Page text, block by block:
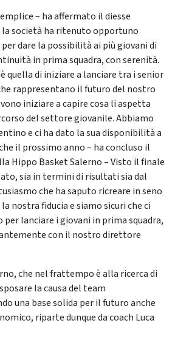
– ha affermato il diesse
la società ha ritenuto opportuno
dare la possibilità ai più giovani di
in prima squadra, con serenità.
quella di iniziare a lanciare tra i senior
rappresentano il futuro del nostro
iniziare a capire cosa li aspetta
del settore giovanile. Abbiamo
e ci ha dato la sua disponibilità a
il prossimo anno – ha concluso il
Hippo Basket Salerno – Visto il finale
sia in termini di risultati sia dal
che ha saputo ricreare in seno
nostra fiducia e siamo sicuri che ci
per lanciare i giovani in prima squadra,
con il nostro direttore
che nel frattempo è alla ricerca di
la causa del team
una base solida per il futuro anche
riparte dunque da coach Luca